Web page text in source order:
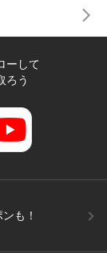
ーして
ろう
も！